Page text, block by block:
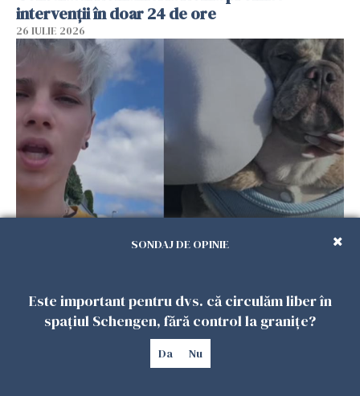
intervenții în doar 24 de ore
26 IULIE 2026
câinele în Germania. Mesajul ei a stârnit
SONDAJ DE OPINIE
Este important pentru dvs. că circulăm liber în
spațiul Schengen, fără control la granițe?
Da Nu